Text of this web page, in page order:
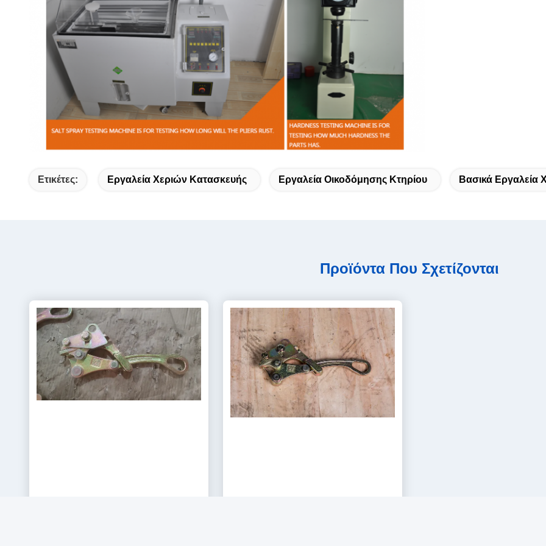
Ετικέτες: Εργαλεία Χεριών Κατασκευής Εργαλεία Οικοδόμησης Κτηρίου Βασικά Εργαλεία
Προϊόντα Που Σχετίζονται